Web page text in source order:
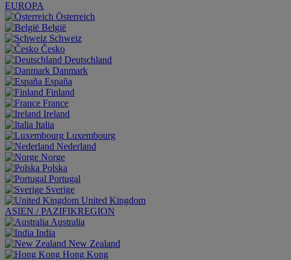
EUROPA
Österreich
België
Schweiz
Česko
Deutschland
Danmark
España
Finland
France
Ireland
Italia
Luxembourg
Nederland
Norge
Polska
Portugal
Sverige
United Kingdom
ASIEN / PAZIFIKREGION
Australia
India
New Zealand
Hong Kong